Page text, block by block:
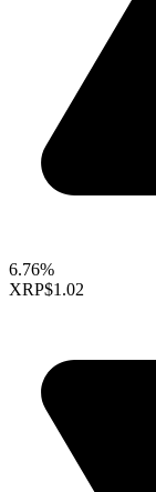
6.76%
XRP$1.02